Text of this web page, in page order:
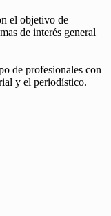
el objetivo de
de interés general
de profesionales con
y el periodístico.